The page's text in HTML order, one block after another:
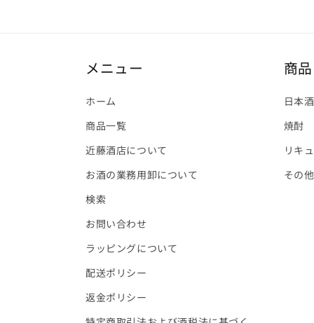
メニュー
ホーム
商品一覧
近藤酒店について
お酒の業務用卸について
検索
お問い合わせ
ラッピングについて
配送ポリシー
返金ポリシー
商
日本酒
焼酎
リキ
その